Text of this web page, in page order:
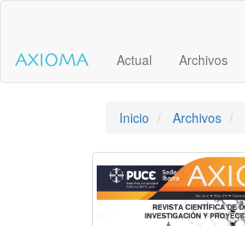
contenido
de
Actual Archivos
Inicio Archivos